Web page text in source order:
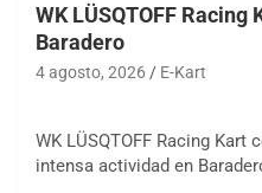
WK LÜSQTOFF
Baradero
4 agosto, 2026 E-Kart
WK LÜSQTOFF Racing
intensa actividad en